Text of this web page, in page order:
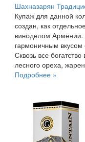
Шахназарян
Купаж для данной
создан, как
виноделом
гармоничным
Сквозь все
лесного ореха,
Подробнее »